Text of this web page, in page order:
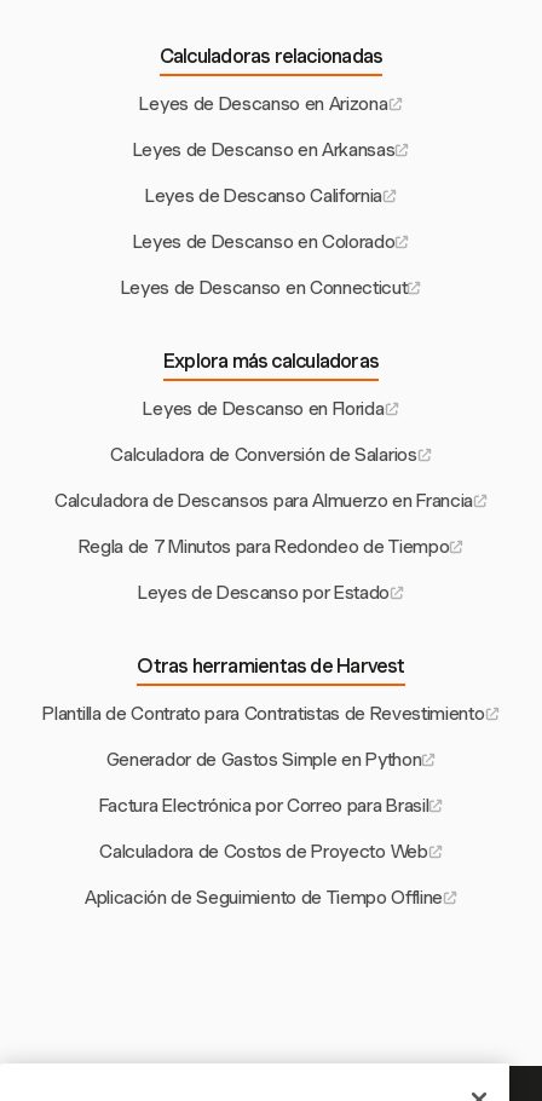
Calculadoras relacionadas
Leyes de Descanso en Arizona
Leyes de Descanso en Arkansas
Leyes de Descanso California
Leyes de Descanso en Colorado
Leyes de Descanso en Connecticut
Explora más calculadoras
Leyes de Descanso en Florida
Calculadora de Conversión de Salarios
Calculadora de Descansos para Almuerzo en Francia
Regla de 7 Minutos para Redondeo de Tiempo
Leyes de Descanso por Estado
Otras herramientas de Harvest
Plantilla de Contrato para Contratistas de Revestimiento
Generador de Gastos Simple en Python
Factura Electrónica por Correo para Brasil
Calculadora de Costos de Proyecto Web
Aplicación de Seguimiento de Tiempo Offline